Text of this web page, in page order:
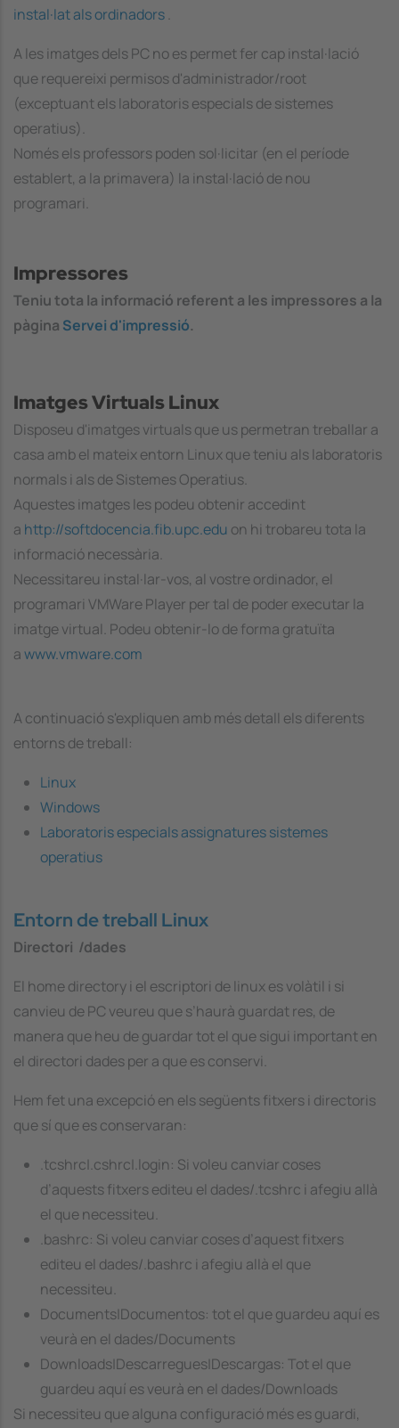
instal·lat als ordinadors.
A les imatges dels PC no es permet fer cap instal·lació
que requereixi permisos d'administrador/root
(exceptuant els laboratoris especials de sistemes
operatius).
Només els professors poden sol·licitar (en el període
establert, a la primavera) la instal·lació de nou
programari.
Impressores
Teniu tota la informació referent a les impressores a la
pàgina Servei d'impressió.
Imatges Virtuals Linux
Disposeu d'imatges virtuals que us permetran treballar a
casa amb el mateix entorn Linux que teniu als laboratoris
normals i als de Sistemes Operatius.
Aquestes imatges les podeu obtenir accedint
a http://softdocencia.fib.upc.edu on hi trobareu tota la
informació necessària.
Necessitareu instal·lar-vos, al vostre ordinador, el
programari VMWare Player per tal de poder executar la
imatge virtual. Podeu obtenir-lo de forma gratuïta
awww.vmware.com
A continuació s'expliquen amb més detall els diferents
entorns de treball:
Linux
Windows
Laboratoris especials assignatures sistemes
operatius
Entorn de treball Linux
Directori /dades
El home directory i el escriptori de linux es volàtil i si
canvieu de PC veureu que s’haurà guardat res, de
manera que heu de guardar tot el que sigui important en
el directori dades per a que es conservi.
Hem fet una excepció en els següents fitxers i directoris
que sí que es conservaran:
.tcshrc|.cshrc|.login: Si voleu canviar coses
d’aquests fitxers editeu el dades/.tcshrc i afegiu allà
el que necessiteu.
.bashrc: Si voleu canviar coses d’aquest fitxers
editeu el dades/.bashrc i afegiu allà el que
necessiteu.
Documents|Documentos: tot el que guardeu aquí es
veurà en el dades/Documents
Downloads|Descarregues|Descargas: Tot el que
guardeu aquí es veurà en el dades/Downloads
Si necessiteu que alguna configuració més es guardi,